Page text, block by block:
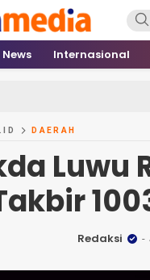
News Internasional
DAERAH
Luwu
Redaksi